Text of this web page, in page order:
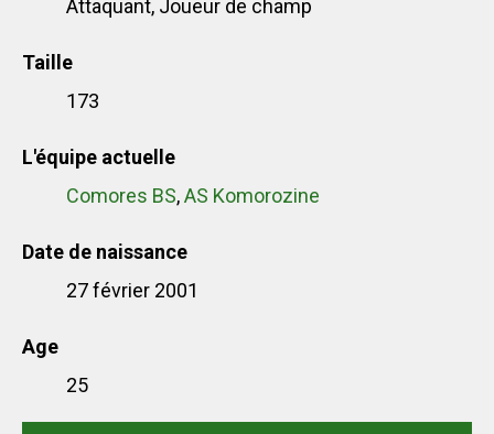
Attaquant, Joueur de champ
Taille
173
L'équipe actuelle
Comores BS,AS Komorozine
Date de naissance
27 février 2001
Age
25